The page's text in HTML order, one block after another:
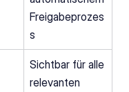
Freigabeprozes
s
Sichtbar für alle
relevanten